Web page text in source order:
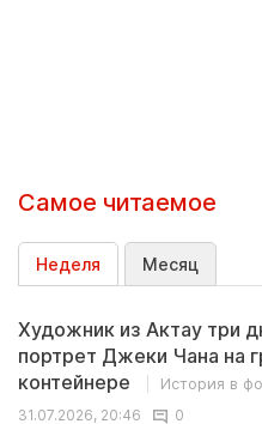
Самое читаемое
Неделя Месяц
Художник из Актау три
портрет Джеки Чана на
контейнере
История в
31.07.2026, 20:46
0